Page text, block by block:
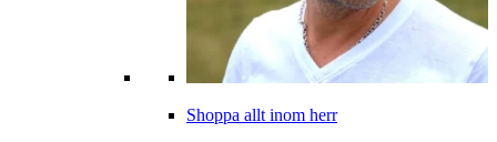
Shoppa allt inom herr